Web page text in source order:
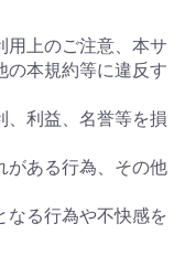
用上のご注意、本サ
の本規約等に違反す
、利益、名誉等を損
がある行為、その他
なる行為や不快感を